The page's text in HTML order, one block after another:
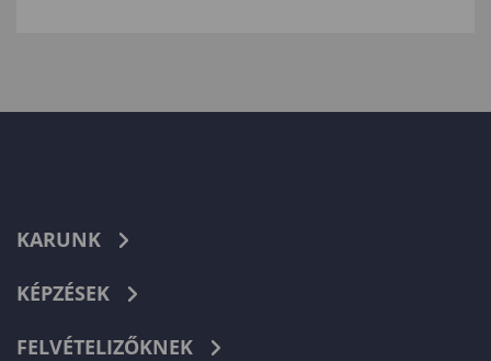
KARUNK
KÉPZÉSEK
FELVÉTELIZŐKNEK